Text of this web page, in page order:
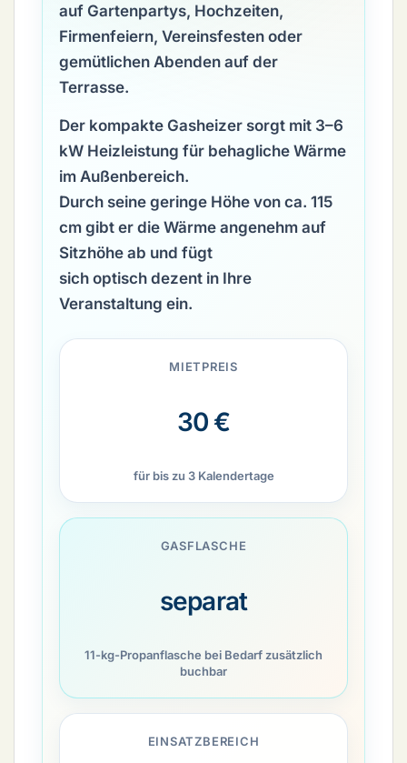
auf Gartenpartys, Hochzeiten,
Firmenfeiern, Vereinsfesten oder
gemütlichen Abenden auf der
Terrasse.
Der kompakte Gasheizer sorgt mit 3–6
kW Heizleistung für behagliche Wärme
im Außenbereich.
Durch seine geringe Höhe von ca. 115
cm gibt er die Wärme angenehm auf
Sitzhöhe ab und fügt
sich optisch dezent in Ihre
Veranstaltung ein.
MIETPREIS
30 €
für bis zu 3 Kalendertage
GASFLASCHE
separat
11-kg-Propanflasche bei Bedarf zusätzlich
buchbar
EINSATZBEREICH